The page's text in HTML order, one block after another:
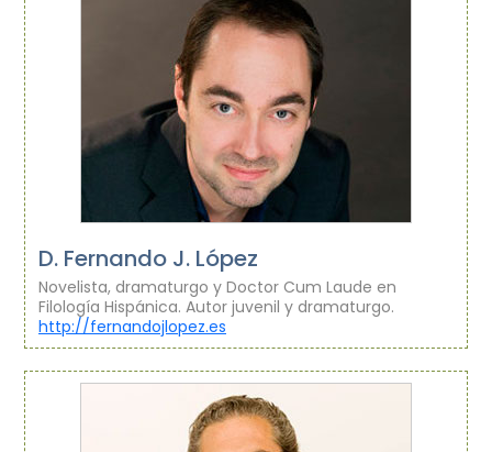
D. Fernando J. López
Novelista, dramaturgo y Doctor Cum Laude en
Filología Hispánica. Autor juvenil y dramaturgo.
http://fernandojlopez.es